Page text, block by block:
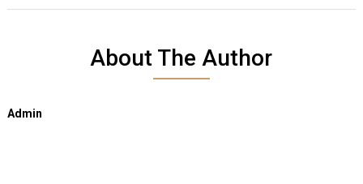
About The Author
Admin